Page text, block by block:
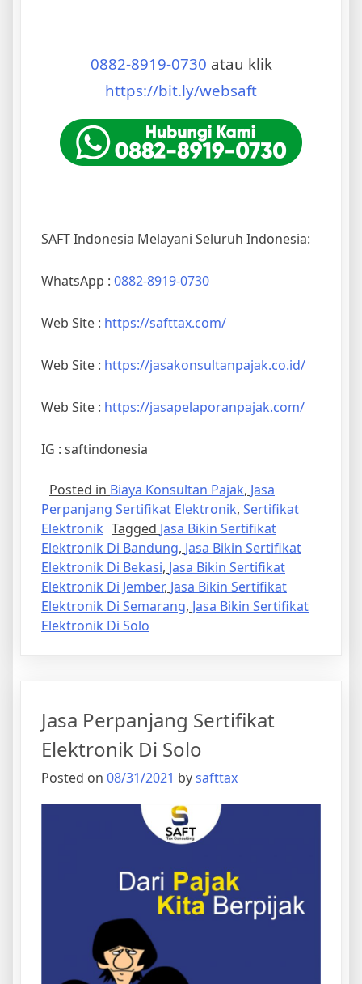
0882-8919-0730 atau klik
https://bit.ly/websaft
SAFT Indonesia Melayani Seluruh Indonesia:
WhatsApp : 0882-8919-0730
Web Site : https://safttax.com/
Web Site : https://jasakonsultanpajak.co.id/
Web Site : https://jasapelaporanpajak.com/
IG : saftindonesia
Posted in Biaya Konsultan Pajak, Jasa
Perpanjang Sertifikat Elektronik, Sertifikat
Elektronik Tagged Jasa Bikin Sertifikat
Elektronik Di Bandung, Jasa Bikin Sertifikat
Elektronik Di Bekasi, Jasa Bikin Sertifikat
Elektronik Di Jember, Jasa Bikin Sertifikat
Elektronik Di Semarang, Jasa Bikin Sertifikat
Elektronik Di Solo
Jasa Perpanjang Sertifikat
Elektronik Di Solo
Posted on 08/31/2021 bysafttax